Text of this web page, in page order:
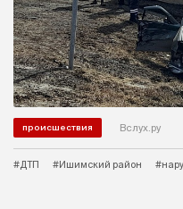
происшествия Вслух.ру
#ДТП #Ишимский район